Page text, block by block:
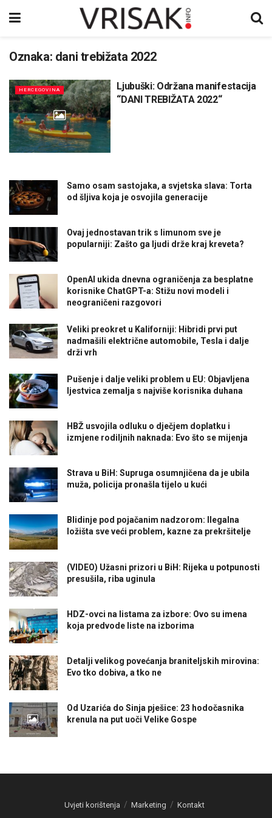
Oznaka: dani trebižata 2022
HERCEGOVINA
Ljubuški: Održana manifestacija
“DANI TREBIŽATA 2022“
Samo osam sastojaka, a svjetska slava: Torta
od šljiva koja je osvojila generacije
Ovaj jednostavan trik s limunom sve je
popularniji: Zašto ga ljudi drže kraj kreveta?
OpenAI ukida dnevna ograničenja za besplatne
korisnike ChatGPT-a: Stižu novi modeli i
neograničeni razgovori
Veliki preokret u Kaliforniji: Hibridi prvi put
nadmašili električne automobile, Tesla i dalje
drži vrh
Pušenje i dalje veliki problem u EU: Objavljena
ljestvica zemalja s najviše korisnika duhana
HBŽ usvojila odluku o dječjem doplatku i
izmjene rodiljnih naknada: Evo što se mijenja
Strava u BiH: Supruga osumnjičena da je ubila
muža, policija pronašla tijelo u kući
Blidinje pod pojačanim nadzorom: Ilegalna
ložišta sve veći problem, kazne za prekršitelje
(VIDEO) Užasni prizori u BiH: Rijeka u potpunosti
presušila, riba uginula
HDZ-ovci na listama za izbore: Ovo su imena
koja predvode liste na izborima
Detalji velikog povećanja braniteljskih mirovina:
Evo tko dobiva, a tko ne
Od Uzarića do Sinja pješice: 23 hodočasnika
krenula na put uoči Velike Gospe
Uvjeti korištenja Marketing Kontakt